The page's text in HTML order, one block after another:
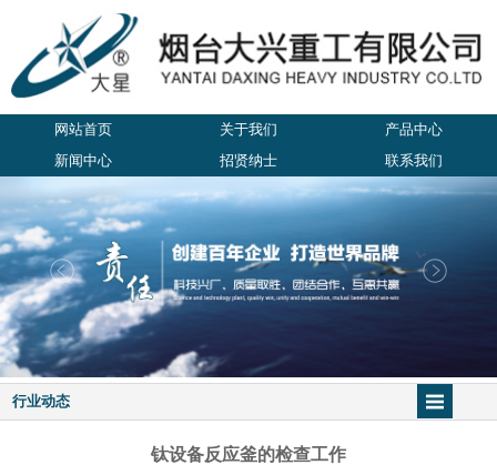
网站首页 关于我们
产品中心
新闻中心
招贤纳士 联系我们
行业动态
钛设备反应釜的检查工作